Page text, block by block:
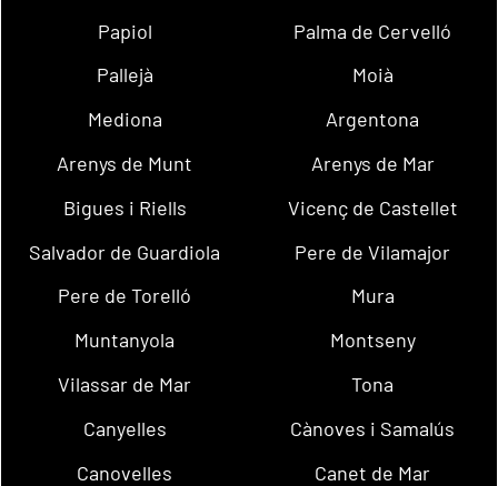
Papiol
Palma de Cervelló
Pallejà
Moià
Mediona
Argentona
Arenys de Munt
Arenys de Mar
Bigues i Riells
Vicenç de Castellet
Salvador de Guardiola
Pere de Vilamajor
Pere de Torelló
Mura
Muntanyola
Montseny
Vilassar de Mar
Tona
Canyelles
Cànoves i Samalús
Canovelles
Canet de Mar